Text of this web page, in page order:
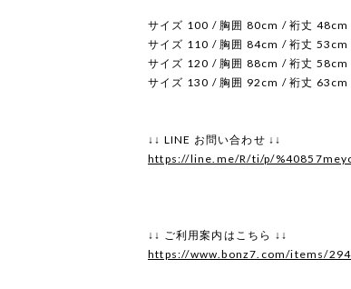
サイズ 100 / 胸囲 80cm / 裄丈
サイズ 110 / 胸囲 84cm / 裄丈 53cm
サイズ 120 / 胸囲 88cm / 裄丈
サイズ 130 / 胸囲 92cm / 裄丈 63cm
↓↓ LINE お問い合わせ ↓↓
https://line.me/R/ti/p/
↓↓ ご利用案内はこちら ↓↓
https://www.bonz7.com/items/